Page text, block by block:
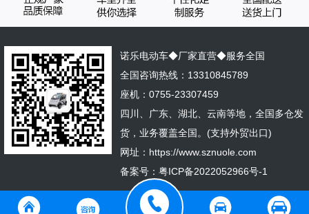
诺乐电动车◆厂家直营◆服务全国
全国咨询热线：13310845789
座机：0755-23307459
四川、广东、湖北、云南等地，全国多仓发
货，业务覆盖全国。(支持外贸出口)
网址：https://www.sznuole.com
备案号： 粤ICP备2022052966号-1